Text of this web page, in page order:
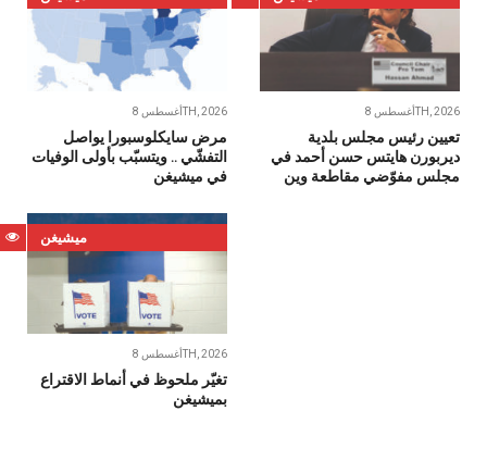
أغسطس 8TH, 2026
مرض سايكلوسبورا يواصل
التفشّي .. ويتسبّب بأولى الوفيات
في ميشيغن
أغسطس 8TH, 2026
تعيين رئيس مجلس بلدية
ديربورن هايتس حسن أحمد في
مجلس مفوّضي مقاطعة وين
ميشيغن
أغسطس 8TH, 2026
تغيّر ملحوظ في أنماط الاقتراع
بميشيغن